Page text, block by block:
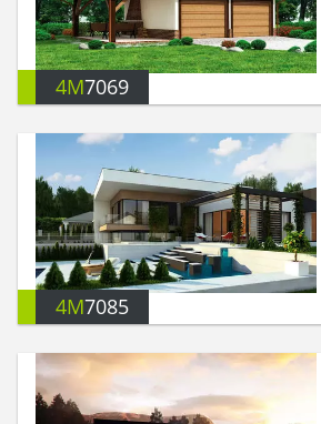
4M7069
4M7085